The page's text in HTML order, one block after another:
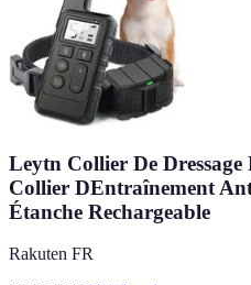
Leytn Collier De
Collier DEntraînement
Étanche Rechargeable
Rakuten FR